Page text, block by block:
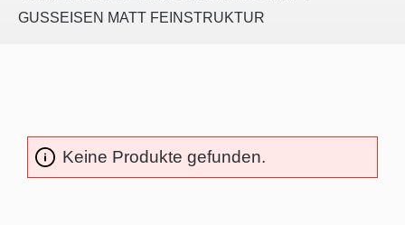
GUSSEISEN MATT FEINSTRUKTUR
Keine Produkte gefunden.